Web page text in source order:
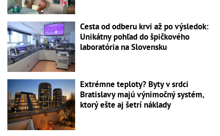
Cesta od odberu krvi až po výsledok:
Unikátny pohľad do špičkového
laboratória na Slovensku
Extrémne teploty? Byty v srdci
Bratislavy majú výnimočný systém,
ktorý ešte aj šetrí náklady